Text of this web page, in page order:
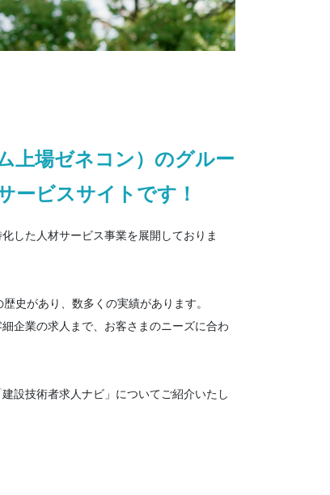
上場ゼネコン）のグルー
ービスサイトです！
した人材サービス事業を展開しておりま
史があり、数多くの実績があります。
企業の求人まで、お客さまのニーズに合わ
設技術者求人ナビ」についてご紹介いたし